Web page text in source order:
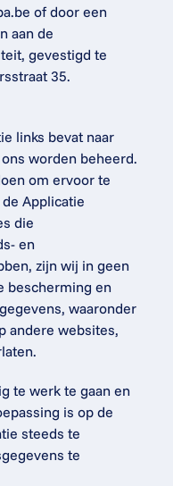
of door een
aan de
gevestigd te
35.
links bevat naar
worden beheerd.
om ervoor te
Applicatie
die
en
zijn wij in geen
bescherming en
waaronder
andere websites,
te werk te gaan en
is op de
steeds te
te